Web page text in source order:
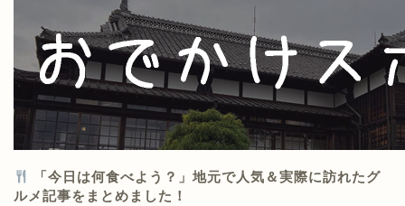
「今日は何食べよう？」地元で人気＆実際に訪れたグ
ルメ記事をまとめました！